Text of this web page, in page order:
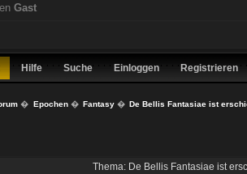
Gast
Hilfe Suche Einloggen Registrieren
� Epochen� Fantasy� De Bellis Fantasiae ist
Thema: De Bellis Fantasiae ist